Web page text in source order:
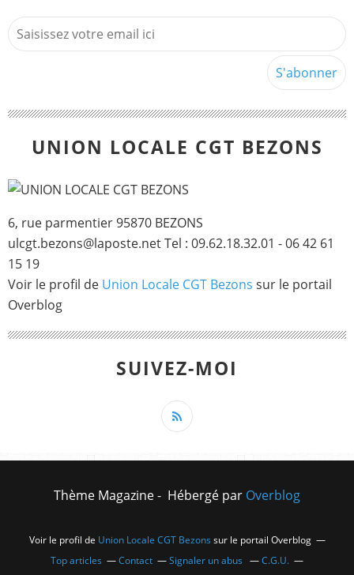
UNION LOCALE CGT BEZONS
6, rue parmentier 95870 BEZONS
ulcgt.bezons@laposte.net Tel : 09.62.18.32.01 - 06 42 61
15 19
Voir le profil de Union Locale CGT Bezons sur le portail
Overblog
SUIVEZ-MOI
Thème Magazine - Hébergé par Overblog
Voir le profil de Union Locale CGT Bezons sur le portail Overblog
Top articles
Contact Signaler un abus
C.G.U.